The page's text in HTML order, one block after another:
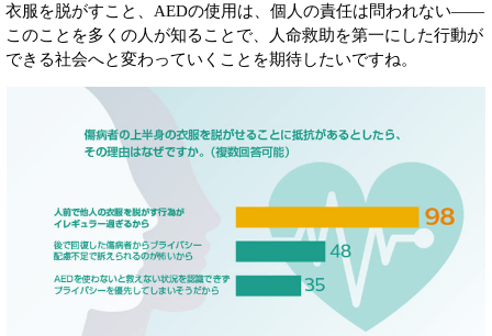
衣服を脱がすこと、AEDの使用は、個人の責任は問われない——
このことを多くの人が知ることで、人命救助を第一にした行動が
できる社会へと変わっていくことを期待したいですね。